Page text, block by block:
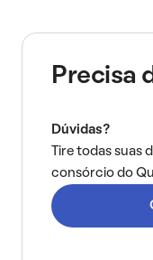
Precisa
Dúvidas?
Tire todas suas
consórcio do